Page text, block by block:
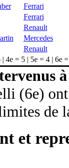
Ferrari
Ferrari
Renault
Mercedes
Renault
4e = 5 | 5e = 4 | 6e
(6e)
de
et